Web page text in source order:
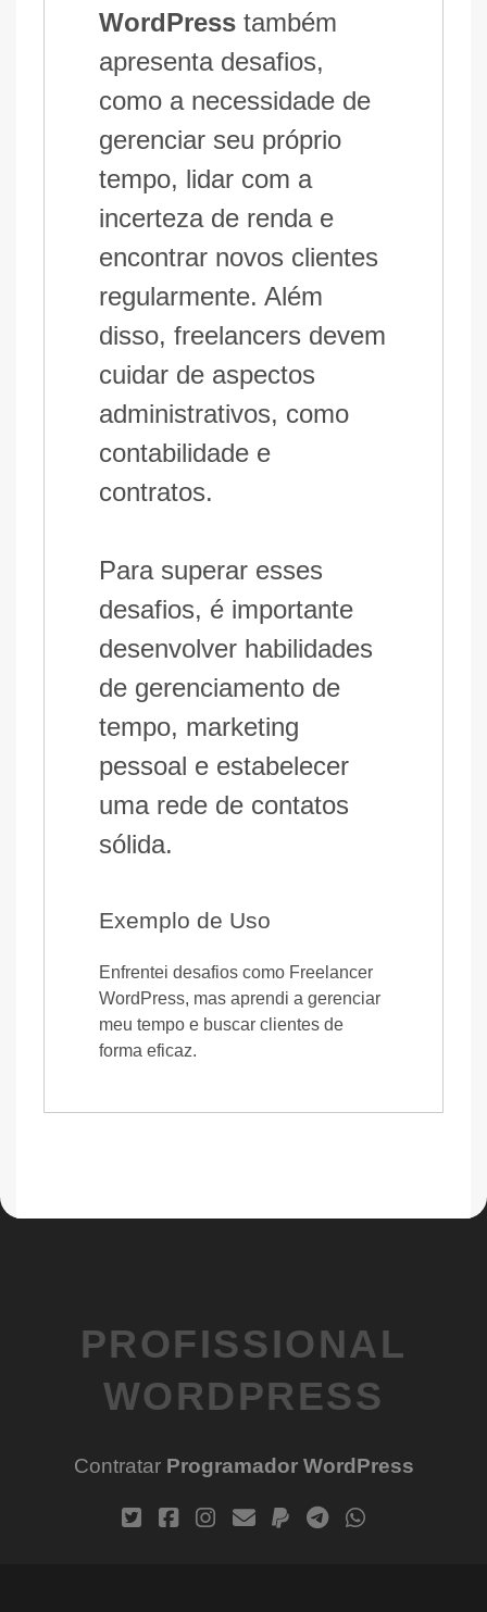
WordPress também
apresenta desafios,
como a necessidade de
gerenciar seu próprio
tempo, lidar com a
incerteza de renda e
encontrar novos clientes
regularmente. Além
disso, freelancers devem
cuidar de aspectos
administrativos, como
contabilidade e
contratos.
Para superar esses
desafios, é importante
desenvolver habilidades
de gerenciamento de
tempo, marketing
pessoal e estabelecer
uma rede de contatos
sólida.
Exemplo de Uso
Enfrentei desafios como Freelancer
WordPress, mas aprendi a gerenciar
meu tempo e buscar clientes de
forma eficaz.
PROFISSIONAL
WORDPRESS
Contratar Programador WordPress